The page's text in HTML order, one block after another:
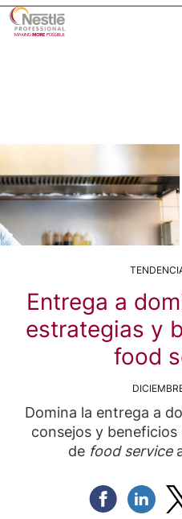
Entrega a
estrategias y
food
Domina la entrega a
consejos y
de food service
Compartir